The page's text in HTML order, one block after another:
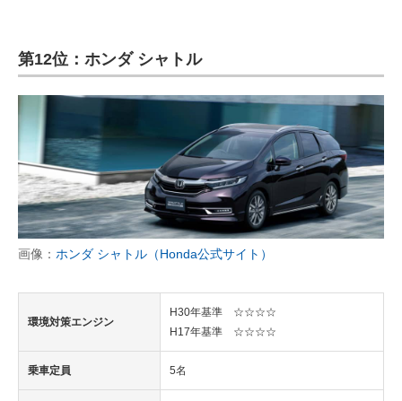
第12位：ホンダ シャトル
画像： ホンダ シャトル（Honda公式サイト）
環境対策エンジン
H30年基準 ☆☆☆☆
H17年基準 ☆☆☆☆
乗車定員 5名